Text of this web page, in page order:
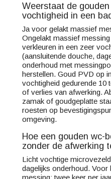
Weerstaat de
vochtigheid in een
Ja voor gelakt massief
Ongelakt massief
verkleuren in een zeer
(aansluitende douche,
onderhoud met
herstellen. Goud PVD op
vochtigheid gedurende 10
of verlies van afwerking.
zamak of goudgeplatte
roesten op
omgeving.
Hoe een gouden wc-
zonder de afwerking
Licht vochtige
dagelijks onderhoud.
messing: twee keer per